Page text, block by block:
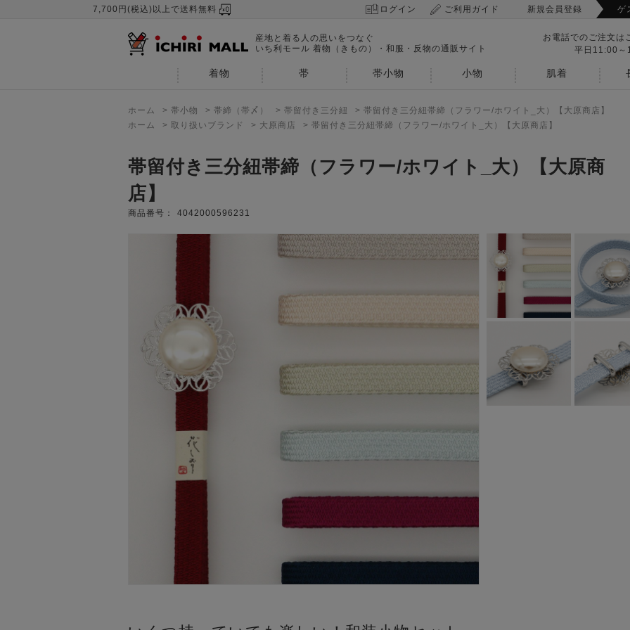
7,700円(税込)以上で送料無料 ログイン ご利用ガイド 新規会員登録 ゲ
産地と着る人の思いをつなぐ
いち利モール 着物（きもの）・和服・反物の通販サイト
お電話でのご注文は
平日11:00～
着物 帯 帯小物 小物 肌着
ホーム > 帯小物 > 帯締（帯〆） > 帯留付き三分紐 > 帯留付き三分紐帯締（フラワー/ホワイト_大）【大原商店】
ホーム
> 取り扱いブランド > 大原商店 > 帯留付き三分紐帯締（フラワー/ホワイト_大）【大原商店】
帯留付き三分紐帯締（フラワー/ホワイト_大）【大原商
店】
商品番号： 4042000596231